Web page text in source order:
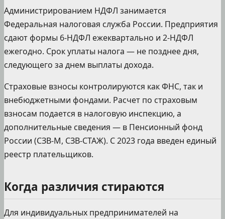
Администрированием НДФЛ занимается
Федеральная налоговая служба России. Предприятия
сдают формы 6-НДФЛ ежеквартально и 2-НДФЛ
ежегодно. Срок уплаты налога — не позднее дня,
следующего за днем выплаты дохода.
Страховые взносы контролируются как ФНС, так и
внебюджетными фондами. Расчет по страховым
взносам подается в налоговую инспекцию, а
дополнительные сведения — в Пенсионный фонд
России (СЗВ-М, СЗВ-СТАЖ). С 2023 года введен единый
реестр плательщиков.
Когда различия стираются
Для индивидуальных предпринимателей на